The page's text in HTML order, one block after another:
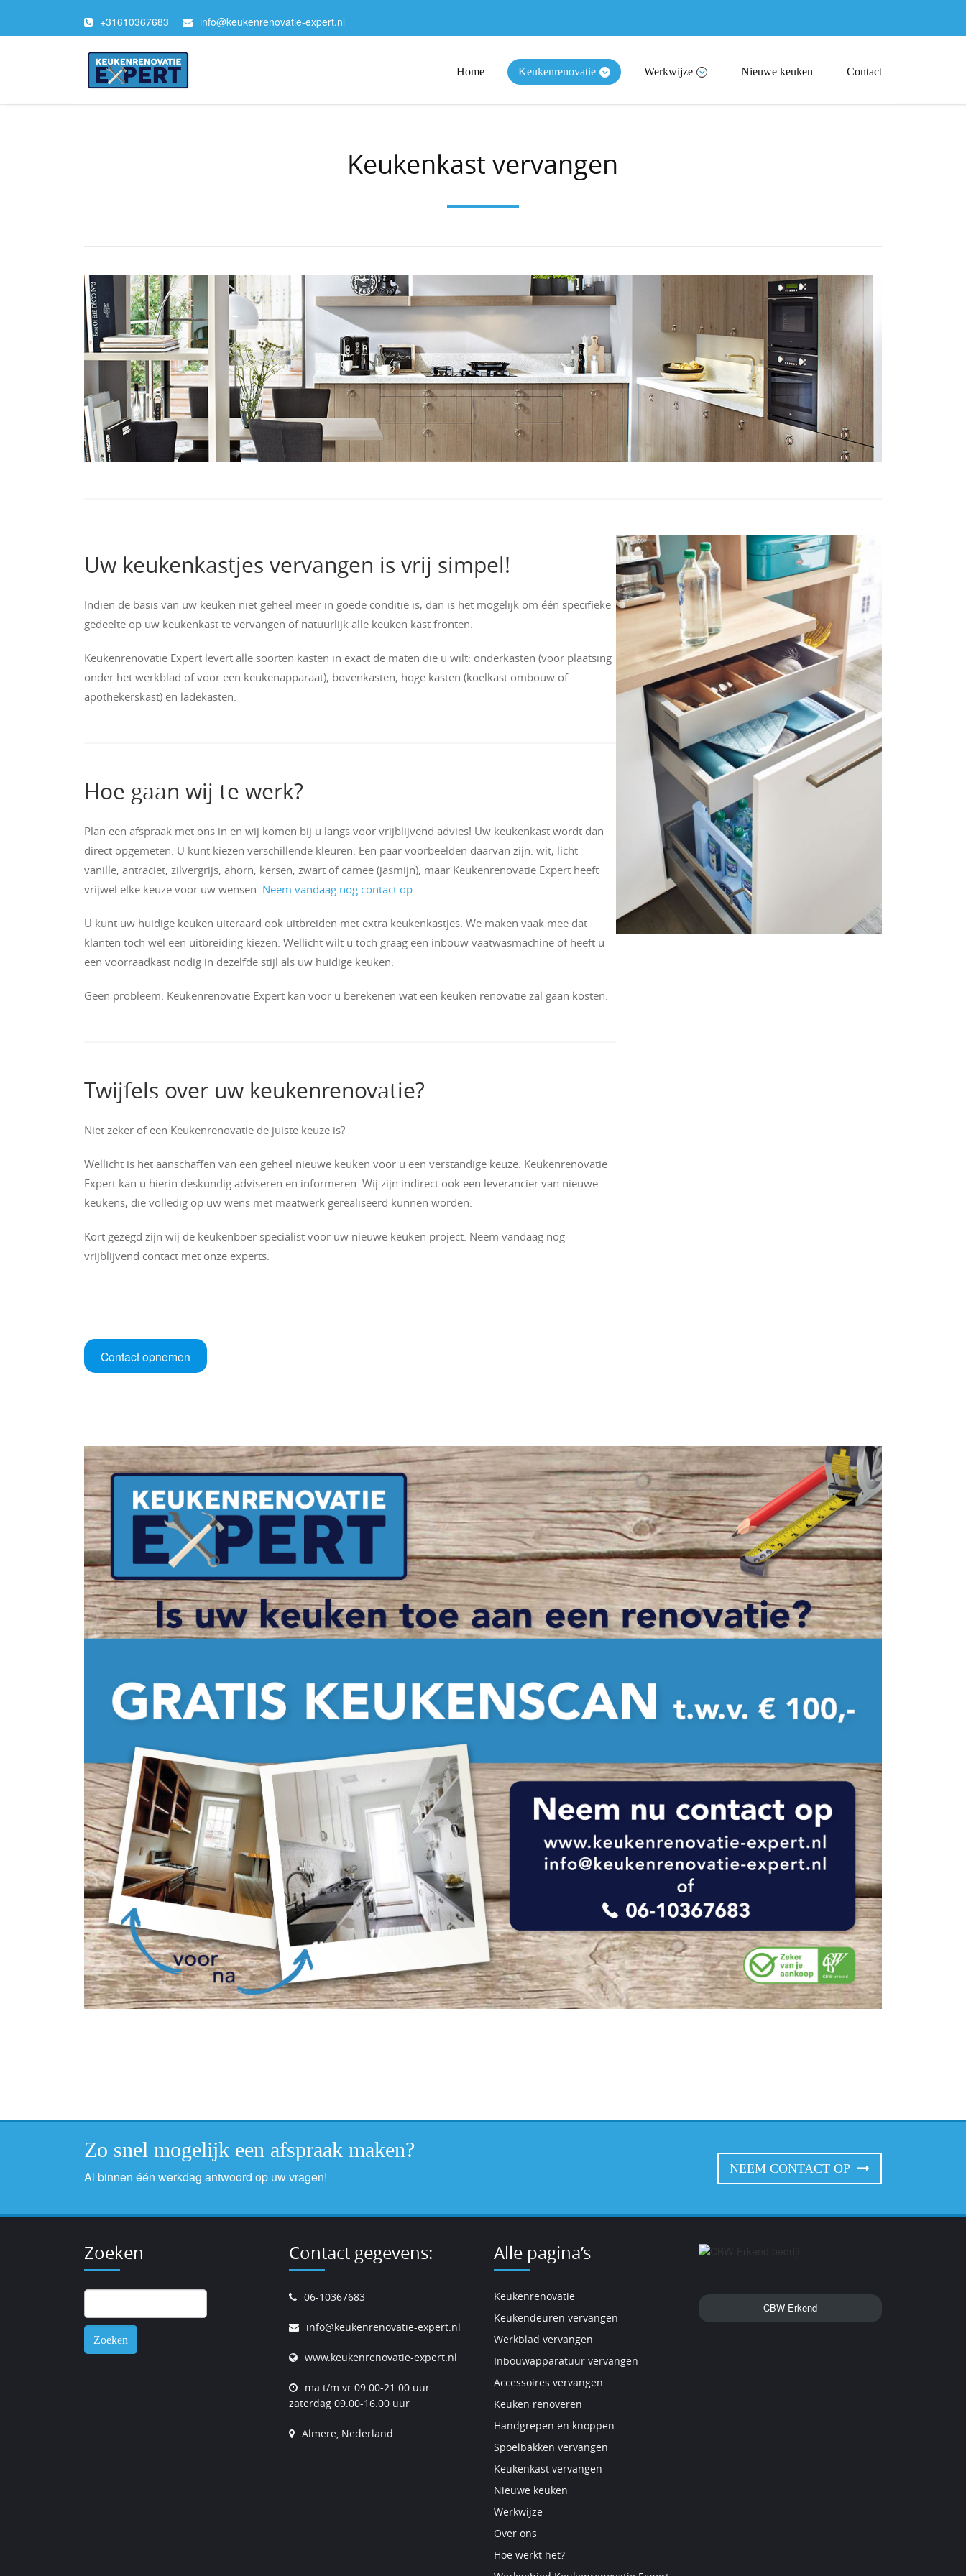
+31610367683 info@keukenrenovatie-expert.nl
Home Keukenrenovatie Werkwijze Nieuwe keuken Contact
Keukenkast vervangen
Uw keukenkastjes vervangen is vrij simpel!
Indien de basis van uw keuken niet geheel meer in goede conditie is, dan is het mogelijk om één specifieke
gedeelte op uw keukenkast te vervangen of natuurlijk alle keuken kast fronten.
Keukenrenovatie Expert levert alle soorten kasten in exact de maten die u wilt: onderkasten (voor plaatsing
onder het werkblad of voor een keukenapparaat), bovenkasten, hoge kasten (koelkast ombouw of
apothekerskast) en ladekasten.
Hoe gaan wij te werk?
Plan een afspraak met ons in en wij komen bij u langs voor vrijblijvend advies! Uw keukenkast wordt dan
direct opgemeten. U kunt kiezen verschillende kleuren. Een paar voorbeelden daarvan zijn: wit, licht
vanille, antraciet, zilvergrijs, ahorn, kersen, zwart of camee (jasmijn), maar Keukenrenovatie Expert heeft
vrijwel elke keuze voor uw wensen. Neem vandaag nog contact op.
U kunt uw huidige keuken uiteraard ook uitbreiden met extra keukenkastjes. We maken vaak mee dat
klanten toch wel een uitbreiding kiezen. Wellicht wilt u toch graag een inbouw vaatwasmachine of heeft u
een voorraadkast nodig in dezelfde stijl als uw huidige keuken.
Geen probleem. Keukenrenovatie Expert kan voor u berekenen wat een keuken renovatie zal gaan kosten.
Twijfels over uw keukenrenovatie?
Niet zeker of een Keukenrenovatie de juiste keuze is?
Wellicht is het aanschaffen van een geheel nieuwe keuken voor u een verstandige keuze. Keukenrenovatie
Expert kan u hierin deskundig adviseren en informeren. Wij zijn indirect ook een leverancier van nieuwe
keukens, die volledig op uw wens met maatwerk gerealiseerd kunnen worden.
Kort gezegd zijn wij de keukenboer specialist voor uw nieuwe keuken project. Neem vandaag nog
vrijblijvend contact met onze experts.
Contact opnemen
Zo snel mogelijk een afspraak maken?
Al binnen één werkdag antwoord op uw vragen! NEEM CONTACT OP
Zoeken
naar:
Contact gegevens:
06-10367683
info@keukenrenovatie-expert.nl
www.keukenrenovatie-expert.nl
ma t/m vr 09.00-21.00 uur
zaterdag 09.00-16.00 uur
Almere, Nederland
Alle pagina’s
Keukenrenovatie
Keukendeuren vervangen
Werkblad vervangen
Inbouwapparatuur vervangen
Accessoires vervangen
Keuken renoveren
Handgrepen en knoppen
Spoelbakken vervangen
Keukenkast vervangen
Nieuwe keuken
Werkwijze
Over ons
Hoe werkt het?
CBW-Erkend